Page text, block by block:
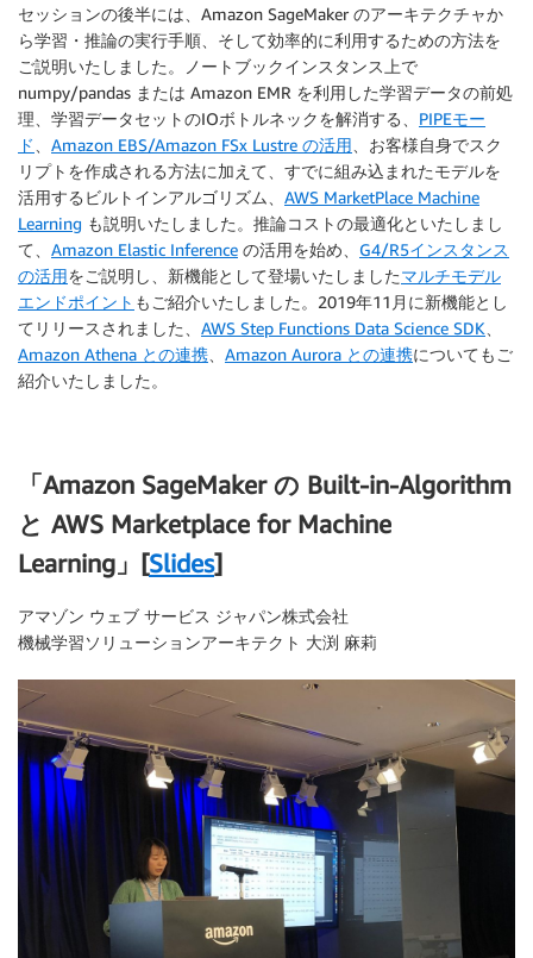
セッションの後半には、Amazon SageMaker のアーキテクチャか
ら学習・推論の実行手順、そして効率的に利用するための方法を
ご説明いたしました。ノートブックインスタンス上で
numpy/pandas または Amazon EMR を利用した学習データの前処
理、学習データセットのIOボトルネックを解消する、 PIPEモー
ド、 Amazon EBS/Amazon FSx Lustre の活用、お客様自身でスク
リプトを作成される方法に加えて、すでに組み込まれたモデルを
活用するビルトインアルゴリズム、 AWS MarketPlace Machine
Learning も説明いたしました。推論コストの最適化といたしまし
て、 Amazon Elastic Inference の活用を始め、 G4/R5インスタンス
の活用をご説明し、新機能として登場いたしましたマルチモデル
エンドポイント もご紹介いたしました。2019年11月に新機能とし
てリリースされました、 AWS Step Functions Data Science SDK、
Amazon Athena との連携、 Amazon Aurora との連携についてもご
紹介いたしました。
「Amazon SageMaker の Built-in-Algorithm
と AWS Marketplace for Machine
Learning」[Slides]
アマゾン ウェブ サービス ジャパン株式会社
機械学習ソリューションアーキテクト 大渕 麻莉